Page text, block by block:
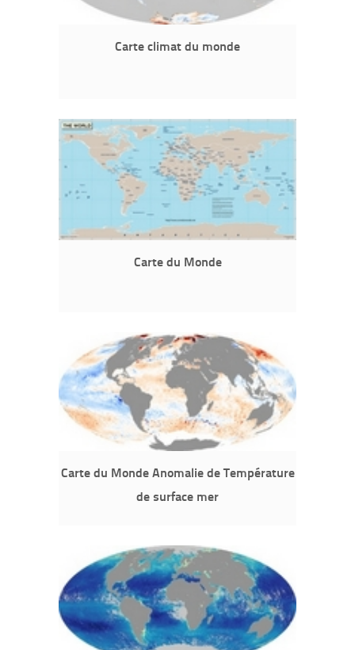
Carte climat du monde
Carte du Monde
Carte du Monde Anomalie de Température
de surface mer